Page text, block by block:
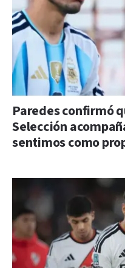
Paredes confirmó
Selección
sentimos como